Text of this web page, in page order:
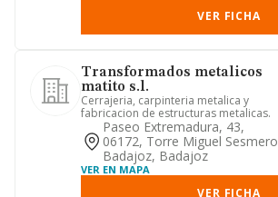
VER FICHA
Transformados metalicos
matito s.l.
Cerrajeria, carpinteria metalica y
fabricacion de estructuras metalicas.
Paseo Extremadura, 43,
06172, Torre Miguel Sesmero
Badajoz, Badajoz
VER EN MAPA
VER FICHA